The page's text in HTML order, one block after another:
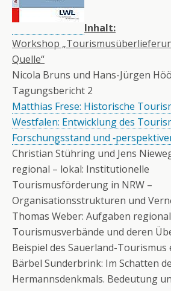
Inhalt:
Workshop
Quelle“
Nicola Bruns und Hans-Jürgen
Tagungsbericht 2
Matthias Frese: Historische
Westfalen: Entwicklung des
Forschungsstand und
Christian Stühring und Jens
regional – lokal: Institutionelle
Tourismusförderung in NRW –
Organisationsstrukturen und
Thomas Weber: Aufgaben
Tourismusverbände und deren
Beispiel des Sauerland-Tourismus
Bärbel Sunderbrink: Im Schatten
Hermannsdenkmals. Bedeutung